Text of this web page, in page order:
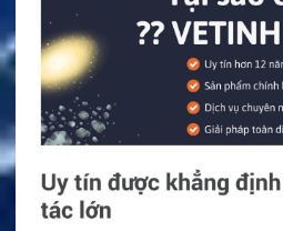
quả và nâng cao khả năng
huống khẩn cấp trên biển.
Mọi thắc mắc vui lòng liên hệ
0386.001.001
hoặc
chi tiết.